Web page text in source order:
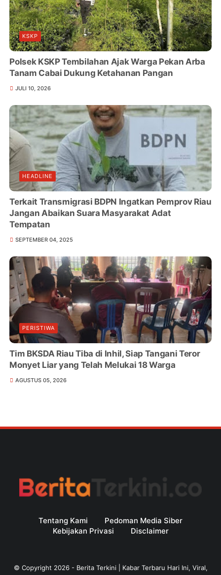
KSKP
Polsek KSKP Tembilahan Ajak Warga Pekan Arba
Tanam Cabai Dukung Ketahanan Pangan
JULI 10, 2026
HEADLINE
Terkait Transmigrasi BDPN Ingatkan Pemprov Riau
Jangan Abaikan Suara Masyarakat Adat
Tempatan
SEPTEMBER 04, 2025
PERISTIWA
Tim BKSDA Riau Tiba di Inhil, Siap Tangani Teror
Monyet Liar yang Telah Melukai 18 Warga
AGUSTUS 05, 2026
Tentang Kami
Pedoman Media Siber
Kebijakan Privasi
Disclaimer
© Copyright 2026- Berita Terkini | Kabar Terbaru Hari Ini, Viral,